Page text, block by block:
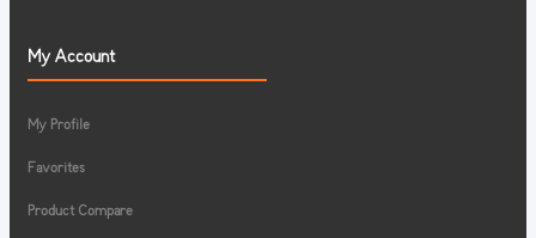
My Account
My Profile
Favorites
Product Compare